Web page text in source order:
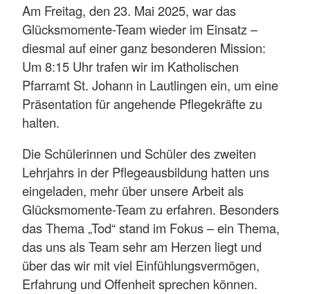
Am Freitag, den 23. Mai 2025, war das
Glücksmomente-Team wieder im Einsatz –
diesmal auf einer ganz besonderen Mission:
Um 8:15 Uhr trafen wir im Katholischen
Pfarramt St. Johann in Lautlingen ein, um eine
Präsentation für angehende Pflegekräfte zu
halten.
Die Schülerinnen und Schüler des zweiten
Lehrjahrs in der Pflegeausbildung hatten uns
eingeladen, mehr über unsere Arbeit als
Glücksmomente-Team zu erfahren. Besonders
das Thema „Tod“ stand im Fokus – ein Thema,
das uns als Team sehr am Herzen liegt und
über das wir mit viel Einfühlungsvermögen,
Erfahrung und Offenheit sprechen können.